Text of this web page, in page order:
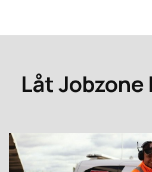
Låt Jobzone